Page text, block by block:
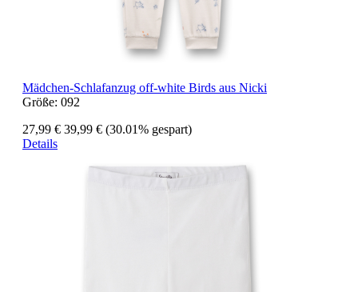
Mädchen-Schlafanzug off-white Birds aus Nicki
Größe: 092
27,99 € 39,99 € (30.01% gespart)
Details